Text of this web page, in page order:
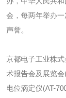
会，每两年举办
声誉。
京都电子工业株
术报告会及展览
电位滴定仪(AT-